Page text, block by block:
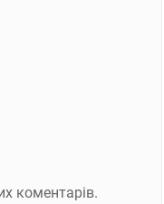
коментарів.